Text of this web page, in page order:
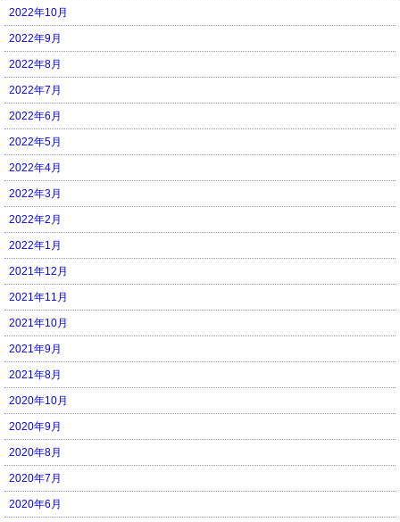
2022年10月
2022年9月
2022年8月
2022年7月
2022年6月
2022年5月
2022年4月
2022年3月
2022年2月
2022年1月
2021年12月
2021年11月
2021年10月
2021年9月
2021年8月
2020年10月
2020年9月
2020年8月
2020年7月
2020年6月